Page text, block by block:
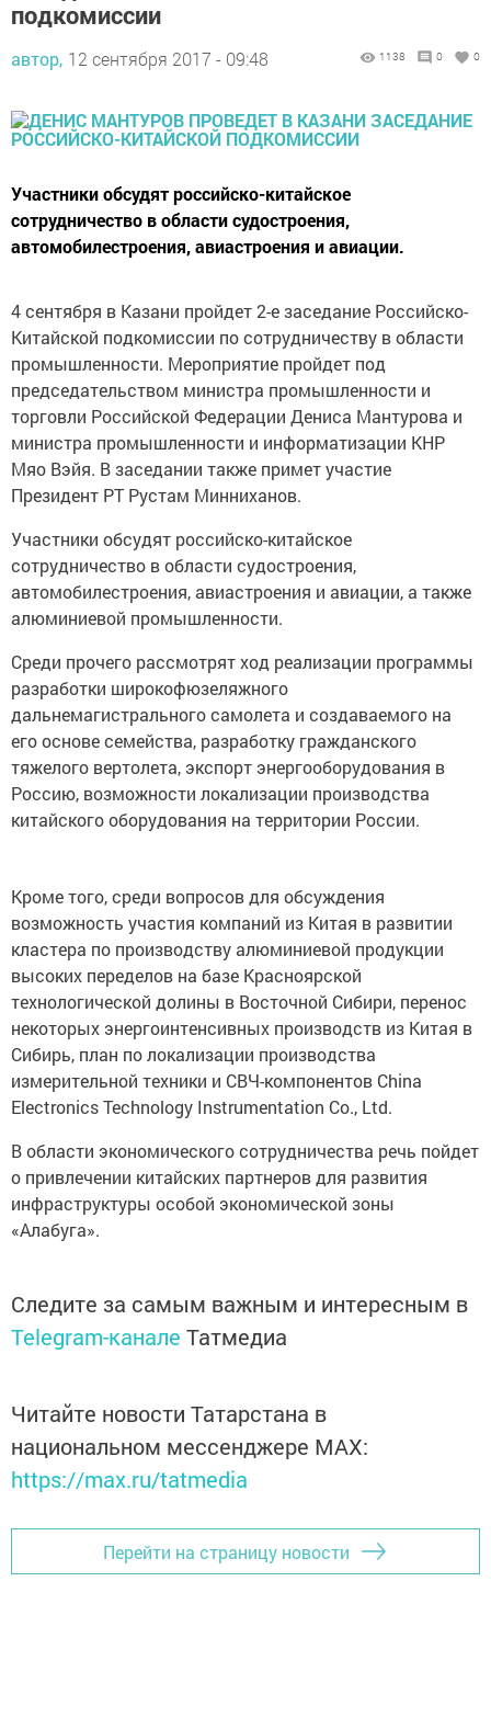
подкомиссии
автор, 12 сентября 2017 - 09:48 1138 0 0
Участники обсудят российско-китайское
сотрудничество в области судостроения,
автомобилестроения, авиастроения и авиации.
4 сентября в Казани пройдет 2-е заседание Российско-
Китайской подкомиссии по сотрудничеству в области
промышленности. Мероприятие пройдет под
председательством министра промышленности и
торговли Российской Федерации Дениса Мантурова и
министра промышленности и информатизации КНР
Мяо Вэйя. В заседании также примет участие
Президент РТ Рустам Минниханов.
Участники обсудят российско-китайское
сотрудничество в области судостроения,
автомобилестроения, авиастроения и авиации, а также
алюминиевой промышленности.
Среди прочего рассмотрят ход реализации программы
разработки широкофюзеляжного
дальнемагистрального самолета и создаваемого на
его основе семейства, разработку гражданского
тяжелого вертолета, экспорт энергооборудования в
Россию, возможности локализации производства
китайского оборудования на территории России.
Кроме того, среди вопросов для обсуждения
возможность участия компаний из Китая в развитии
кластера по производству алюминиевой продукции
высоких переделов на базе Красноярской
технологической долины в Восточной Сибири, перенос
некоторых энергоинтенсивных производств из Китая в
Сибирь, план по локализации производства
измерительной техники и СВЧ-компонентов China
Electronics Technology Instrumentation Co., Ltd.
В области экономического сотрудничества речь пойдет
о привлечении китайских партнеров для развития
инфраструктуры особой экономической зоны
«Алабуга».
Следите за самым важным и интересным в
Telegram-канале Татмедиа
Читайте новости Татарстана в
национальном мессенджере MАХ:
https://max.ru/tatmedia
Перейти на страницу новости